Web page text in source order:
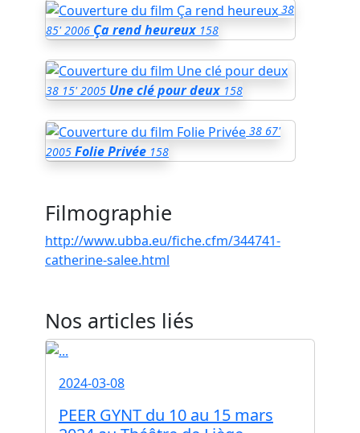
38
85' 2006 Ça rend heureux 158
38 15' 2005 Une clé pour deux 158
38 67'
2005 Folie Privée 158
Filmographie
http://www.ubba.eu/fiche.cfm/344741-
catherine-salee.html
Nos articles liés
2024-03-08
PEER GYNT du 10 au 15 mars